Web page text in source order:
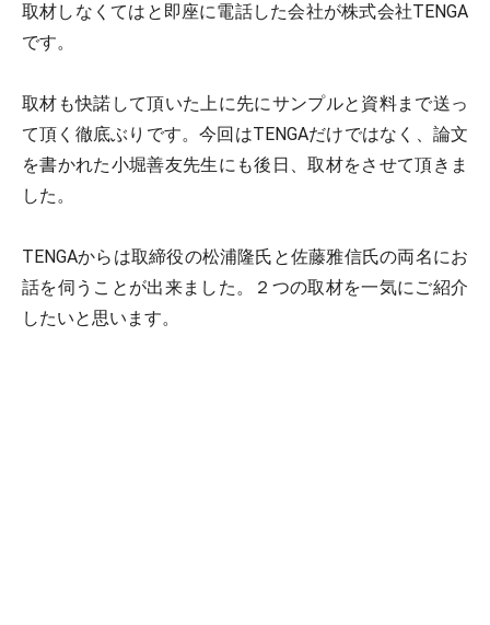
取材しなくてはと即座に電話した会社が株式会社TENGA
です。
取材も快諾して頂いた上に先にサンプルと資料まで送っ
て頂く徹底ぶりです。今回はTENGAだけではなく、論文
を書かれた小堀善友先生にも後日、取材をさせて頂きま
した。
TENGAからは取締役の松浦隆氏と佐藤雅信氏の両名にお
話を伺うことが出来ました。２つの取材を一気にご紹介
したいと思います。